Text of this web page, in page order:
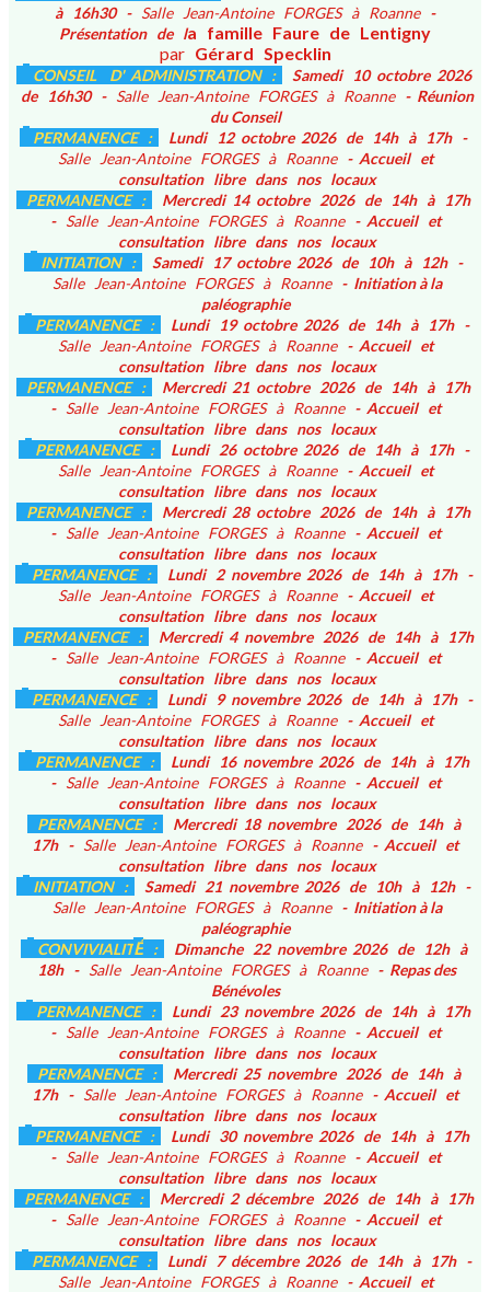
à 16h30 - Salle Jean-Antoine FORGES à Roanne-
Présentation de la famille Faure de Lentigny
par Gérard Specklin
CONSEIL D' ADMINISTRATION :
Samedi 10 octobre 2026
de 16h30 - Salle Jean-Antoine FORGES à Roanne- Réunion
du Conseil
PERMANENCE :
Lundi 12 octobre 2026 de 14h à 17h -
Salle Jean-Antoine FORGES à Roanne- Accueil et
consultation libre dans nos locaux
PERMANENCE :
Mercredi 14 octobre 2026 de 14h à 17h
- Salle Jean-Antoine FORGES à Roanne- Accueil et
consultation libre dans nos locaux
INITIATION :
Samedi 17 octobre 2026 de 10h à 12h -
Salle Jean-Antoine FORGES à Roanne- Initiation à la
paléographie
PERMANENCE :
Lundi 19 octobre 2026 de 14h à 17h -
Salle Jean-Antoine FORGES à Roanne- Accueil et
consultation libre dans nos locaux
PERMANENCE :
Mercredi 21 octobre 2026 de 14h à 17h
- Salle Jean-Antoine FORGES à Roanne- Accueil et
consultation libre dans nos locaux
PERMANENCE :
Lundi 26 octobre 2026 de 14h à 17h -
Salle Jean-Antoine FORGES à Roanne- Accueil et
consultation libre dans nos locaux
PERMANENCE :
Mercredi 28 octobre 2026 de 14h à 17h
- Salle Jean-Antoine FORGES à Roanne- Accueil et
consultation libre dans nos locaux
PERMANENCE :
Lundi 2 novembre 2026 de 14h à 17h -
Salle Jean-Antoine FORGES à Roanne- Accueil et
consultation libre dans nos locaux
PERMANENCE :
Mercredi 4 novembre 2026 de 14h à 17h
- Salle Jean-Antoine FORGES à Roanne- Accueil et
consultation libre dans nos locaux
PERMANENCE :
Lundi 9 novembre 2026 de 14h à 17h -
Salle Jean-Antoine FORGES à Roanne- Accueil et
consultation libre dans nos locaux
PERMANENCE :
Lundi 16 novembre 2026 de 14h à 17h
- Salle Jean-Antoine FORGES à Roanne- Accueil et
consultation libre dans nos locaux
PERMANENCE :
Mercredi 18 novembre 2026 de 14h à
17h - Salle Jean-Antoine FORGES à Roanne- Accueil et
consultation libre dans nos locaux
INITIATION :
Samedi 21 novembre 2026 de 10h à 12h -
Salle Jean-Antoine FORGES à Roanne- Initiation à la
paléographie
CONVIVIALITÉ:
Dimanche 22 novembre 2026 de 12h à
18h - Salle Jean-Antoine FORGES à Roanne- Repas des
Bénévoles
PERMANENCE :
Lundi 23 novembre 2026 de 14h à 17h
- Salle Jean-Antoine FORGES à Roanne- Accueil et
consultation libre dans nos locaux
PERMANENCE :
Mercredi 25 novembre 2026 de 14h à
17h - Salle Jean-Antoine FORGES à Roanne- Accueil et
consultation libre dans nos locaux
PERMANENCE :
Lundi 30 novembre 2026 de 14h à 17h
- Salle Jean-Antoine FORGES à Roanne- Accueil et
consultation libre dans nos locaux
PERMANENCE :
Mercredi 2 décembre 2026 de 14h à 17h
- Salle Jean-Antoine FORGES à Roanne- Accueil et
consultation libre dans nos locaux
PERMANENCE :
Lundi 7 décembre 2026 de 14h à 17h -
Salle Jean-Antoine FORGES à Roanne- Accueil et